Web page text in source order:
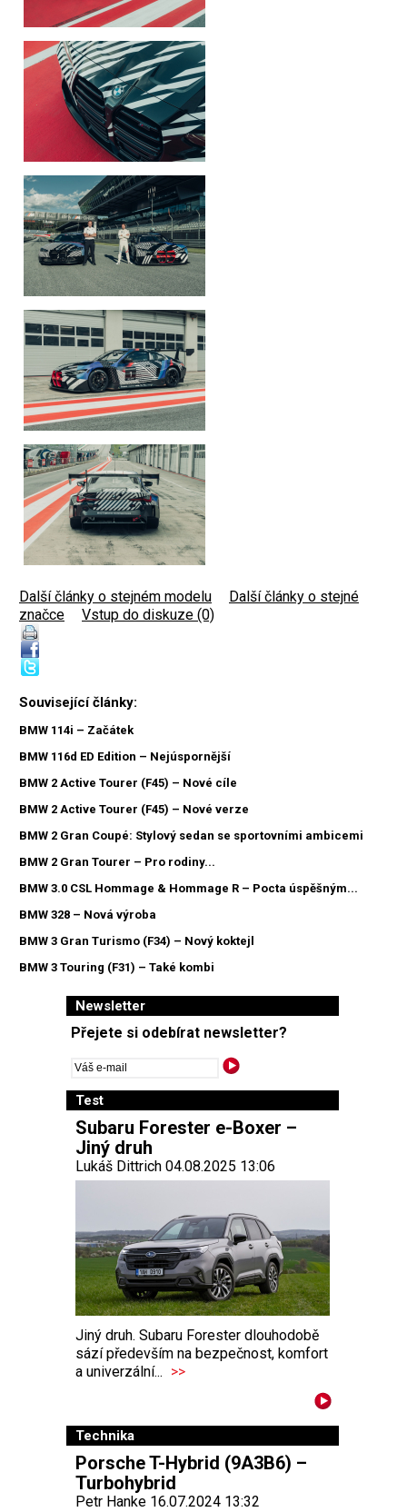
Další články o stejném modelu
Další články o stejné
značce
Vstup do diskuze (0)
Související články:
BMW 114i – Začátek
BMW 116d ED Edition – Nejúspornější
BMW 2 Active Tourer (F45) – Nové cíle
BMW 2 Active Tourer (F45) – Nové verze
BMW 2 Gran Coupé: Stylový sedan se sportovními ambicemi
BMW 2 Gran Tourer – Pro rodiny...
BMW 3.0 CSL Hommage & Hommage R – Pocta úspěšným...
BMW 328 – Nová výroba
BMW 3 Gran Turismo (F34) – Nový koktejl
BMW 3 Touring (F31) – Také kombi
Newsletter
Přejete si odebírat newsletter?
Test
Subaru Forester e-Boxer –
Jiný druh
Lukáš Dittrich 04.08.2025 13:06
Jiný druh. Subaru Forester dlouhodobě
sází především na bezpečnost, komfort
a univerzální... >>
Technika
Porsche T-Hybrid (9A3B6) –
Turbohybrid
Petr Hanke 16.07.2024 13:32